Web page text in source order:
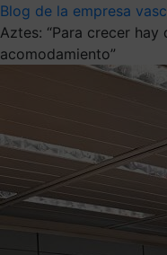
Blog de la empresa
Aztes: “Para crecer
acomodamiento”